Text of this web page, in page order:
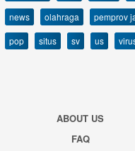
news
olahraga pemprov
pop
situs sv us
ABOUT US
FAQ